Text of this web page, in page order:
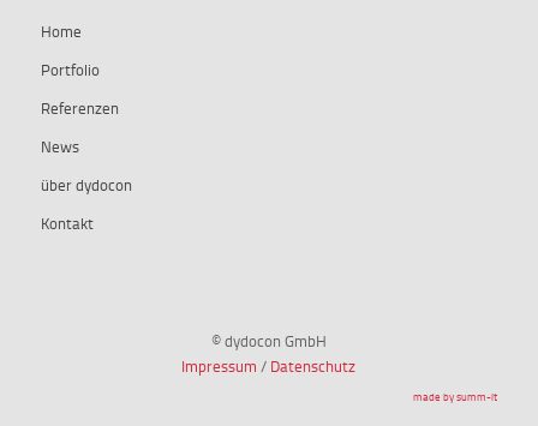
Home
Portfolio
Referenzen
News
über dydocon
Kontakt
© dydocon GmbH
Impressum / Datenschutz
made by summ-it